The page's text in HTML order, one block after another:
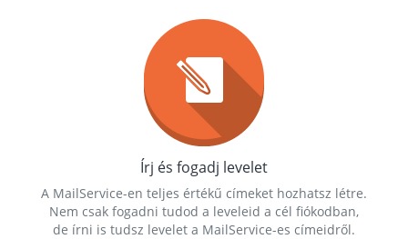
Írj és fogadj levelet
A MailService-en teljes értékű címeket hozhatsz létre.
Nem csak fogadni tudod a leveleid a cél fiókodban,
de írni is tudsz levelet a MailService-es címeidről.